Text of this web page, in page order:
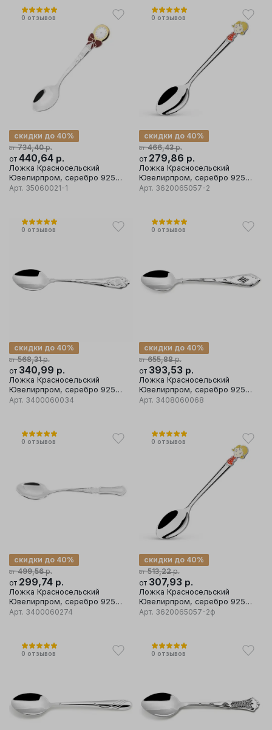
0 отзывов
от 734,40р.
скидки до 40%
от 440,64 р.
Ложка Красносельский
Ювелирпром, серебро 925
проба, вставка эмаль
Арт. 35060021-1
0 отзывов
от 466,43р.
скидки до 40%
от 279,86 р.
Ложка Красносельский
Ювелирпром, серебро 925
проба
Арт. 3620065057-2
0 отзывов
от 568,31р.
скидки до 40%
от 340,99 р.
Ложка Красносельский
Ювелирпром, серебро 925
проба
Арт. 3400060034
0 отзывов
от 655,88р.
скидки до 40%
от 393,53 р.
Ложка Красносельский
Ювелирпром, серебро 925
проба
Арт. 3408060068
0 отзывов
от 499,56р.
скидки до 40%
от 299,74 р.
Ложка Красносельский
Ювелирпром, серебро 925
проба
Арт. 3400060274
0 отзывов
от 513,22р.
скидки до 40%
от 307,93 р.
Ложка Красносельский
Ювелирпром, серебро 925
проба, вставка эмаль
Арт. 3620065057-2ф
0 отзывов 0 отзывов